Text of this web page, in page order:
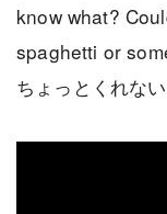
know what?
spaghetti or
ちょっとくれな